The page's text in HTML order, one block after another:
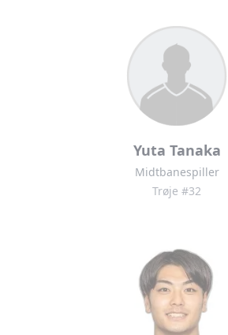
Yuta Tanaka
Midtbanespiller
Trøje #32